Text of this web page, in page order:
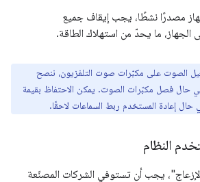
مصدرًا نشطًا، يجب إيقاف جميع
الجهاز، ما يحدّ من استهلاك الطاقة.
الصوت على مكبّرات صوت التلفزيون، ننصح
العنوان المنطقي 5 في حال فصل مكبّرات الصوت. يمكن الاحتفاظ بقيمة
إعادة المستخدم ربط السماعات لاحقًا.
النظام
يجب أن تستوفي الشركات المصنّعة